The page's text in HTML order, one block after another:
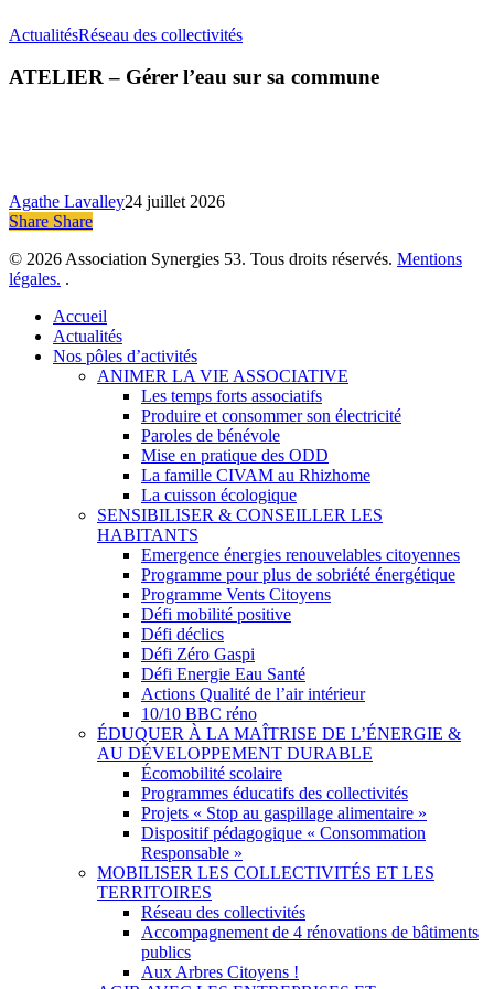
ActualitésRéseau des collectivitésATELIER
Gérer
ATELIER – Gérer l’eau sur sa commune
Agathe Lavalley24 juillet 2026
Share
Share Share
© 2026 Association Synergies 53. Tous droits réservés. Mentions
légales. .
Close
Menu
Accueil
Actualités
Nos pôles d’activités
ANIMER LA VIE ASSOCIATIVE
Les temps forts associatifs
Produire et consommer son électricité
Paroles de bénévole
Mise en pratique des ODD
La famille CIVAM au Rhizhome
La cuisson écologique
SENSIBILISER & CONSEILLER LES
HABITANTS
Emergence énergies renouvelables citoyennes
Programme pour plus de sobriété énergétique
Programme Vents Citoyens
Défi mobilité positive
Défi déclics
Défi Zéro Gaspi
Défi Energie Eau Santé
Actions Qualité de l’air intérieur
10/10 BBC réno
ÉDUQUER À LA MAÎTRISE DE L’ÉNERGIE &
AU DÉVELOPPEMENT DURABLE
Écomobilité scolaire
Programmes éducatifs des collectivités
Projets « Stop au gaspillage alimentaire »
Dispositif pédagogique « Consommation
Responsable »
MOBILISER LES COLLECTIVITÉS ET LES
TERRITOIRES
Réseau des collectivités
Accompagnement de 4 rénovations de bâtiments
publics
Aux Arbres Citoyens !